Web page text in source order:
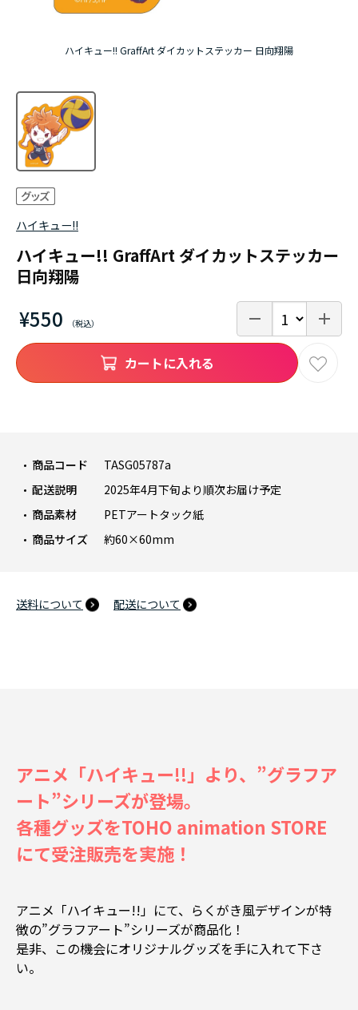
『ふつつかな悪女ではございますが ～雛宮蝶鼠と
ハイキュー!! GraffArt ダイカットステッカー 日向翔陽
ハイキュー!!
ハイキュー!! GraffArt ダイカットステッカー
日向翔陽
¥550
商品コード
TASG05787a
配送説明
2025年4月下旬より順次お届け予定
商品素材
PETアートタック紙
商品サイズ
約60×60mm
送料について 配送について
カートに入れる
アニメ「ハイキュー!!」より、”グラフア
ート”シリーズが登場。
各種グッズをTOHO animation STORE
にて受注販売を実施！
アニメ「ハイキュー!!」にて、らくがき風デザインが特
徴の”グラフアート”シリーズが商品化！
是非、この機会にオリジナルグッズを手に入れて下さ
い。